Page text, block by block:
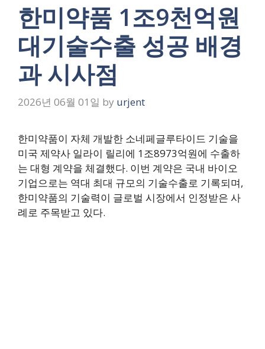
한미약품 1조9천억원
대기술수출 성공 배경
과 시사점
2026년 06월 01일 by urjent
한미약품이 자체 개발한 소네페글루타이드 기술을
미국 제약사 일라이 릴리에 1조8973억원에 수출하
는 대형 계약을 체결했다. 이번 계약은 국내 바이오
기업으로는 역대 최대 규모의 기술수출로 기록되며,
한미약품의 기술력이 글로벌 시장에서 인정받은 사
례로 주목받고 있다.